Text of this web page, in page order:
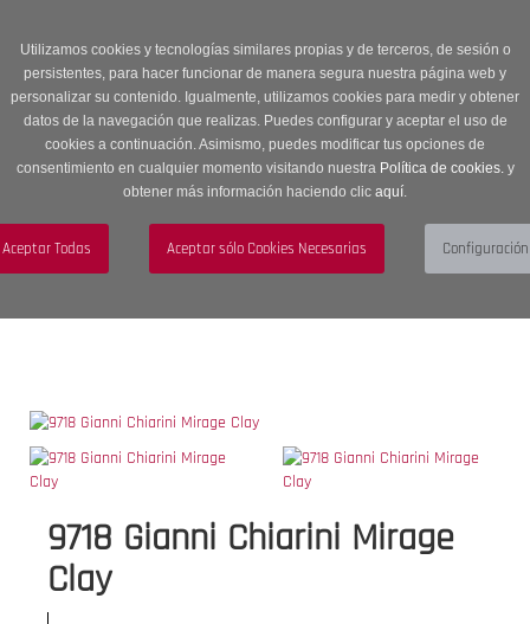
Utilizamos cookies y tecnologías similares propias y de terceros, de sesión o
persistentes, para hacer funcionar de manera segura nuestra página web y
personalizar su contenido. Igualmente, utilizamos cookies para medir y obtener
datos de la navegación que realizas. Puedes configurar y aceptar el uso de
cookies a continuación. Asimismo, puedes modificar tus opciones de
consentimiento en cualquier momento visitando nuestra Política de cookies.y
obtener más información haciendo clic aquí.
descuento en Sección OUTLET con código OUTLET20
navigation
Menú
9718 Gianni Chiarini Mirage
Clay